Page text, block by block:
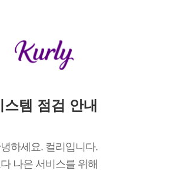
스템 점검 안내
하세요. 컬리입니다.
나은 서비스를 위해